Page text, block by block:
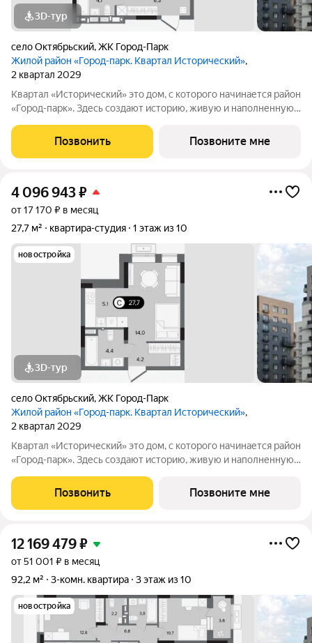
3D-тур
село Октябрьский,ЖК Город-Парк
Жилой район «Город-парк. Квартал Исторический»,
2 квартал 2029
Квартал «Исторический» это дом, с которого начинается район
«Город-парк». Здесь создают историю, живую и наполненную
от семи до десяти этажей и двух десятиэтажных башен,
выходящих на
Позвонить Позвоните мне
4 096 943₽
от 17 170 ₽ в месяц
27,7 м²
квартира-студия 1 этаж из 10
новостройка
3D-тур
село Октябрьский,ЖК Город-Парк
Жилой район «Город-парк. Квартал Исторический»,
2 квартал 2029
Квартал «Исторический» это дом, с которого начинается район
«Город-парк». Здесь создают историю, живую и наполненную
от семи до десяти этажей и двух десятиэтажных башен,
выходящих на
Позвонить Позвоните мне
12 169 479₽
от 51 001 ₽ в месяц
92,2 м²
3-комн. квартира 3 этаж из 10
новостройка